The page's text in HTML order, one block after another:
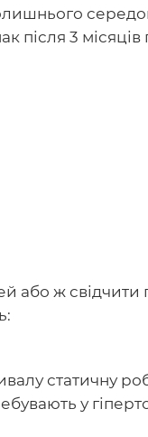
після 3 місяців
або ж свідчити
статичну
у